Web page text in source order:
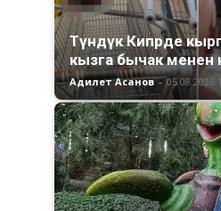
Түндүк Кипрде
кызга бычак менен
Адилет Асанов - 05.08.2026